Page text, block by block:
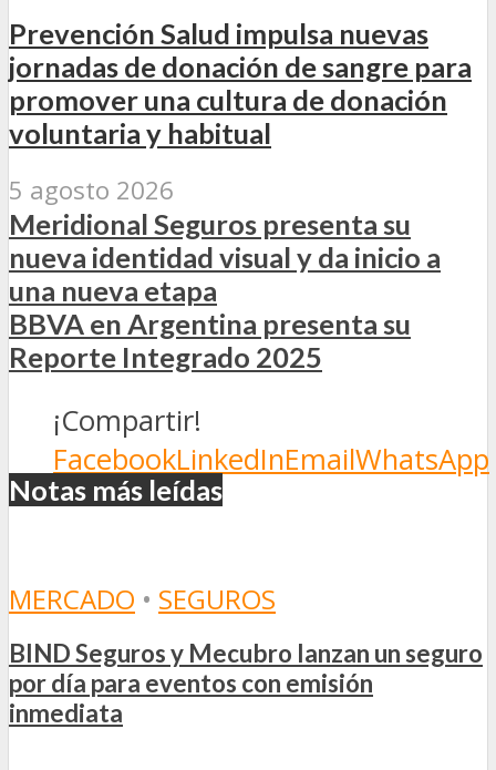
Prevención Salud impulsa nuevas
jornadas de donación de sangre para
promover una cultura de donación
voluntaria y habitual
5 agosto 2026
Meridional Seguros presenta su
nueva identidad visual y da inicio a
una nueva etapa
BBVA en Argentina presenta su
Reporte Integrado 2025
¡Compartir!
FacebookLinkedInEmailWhatsApp
Notas más leídas
MERCADO • SEGUROS
BIND Seguros y Mecubro lanzan un seguro
por día para eventos con emisión
inmediata